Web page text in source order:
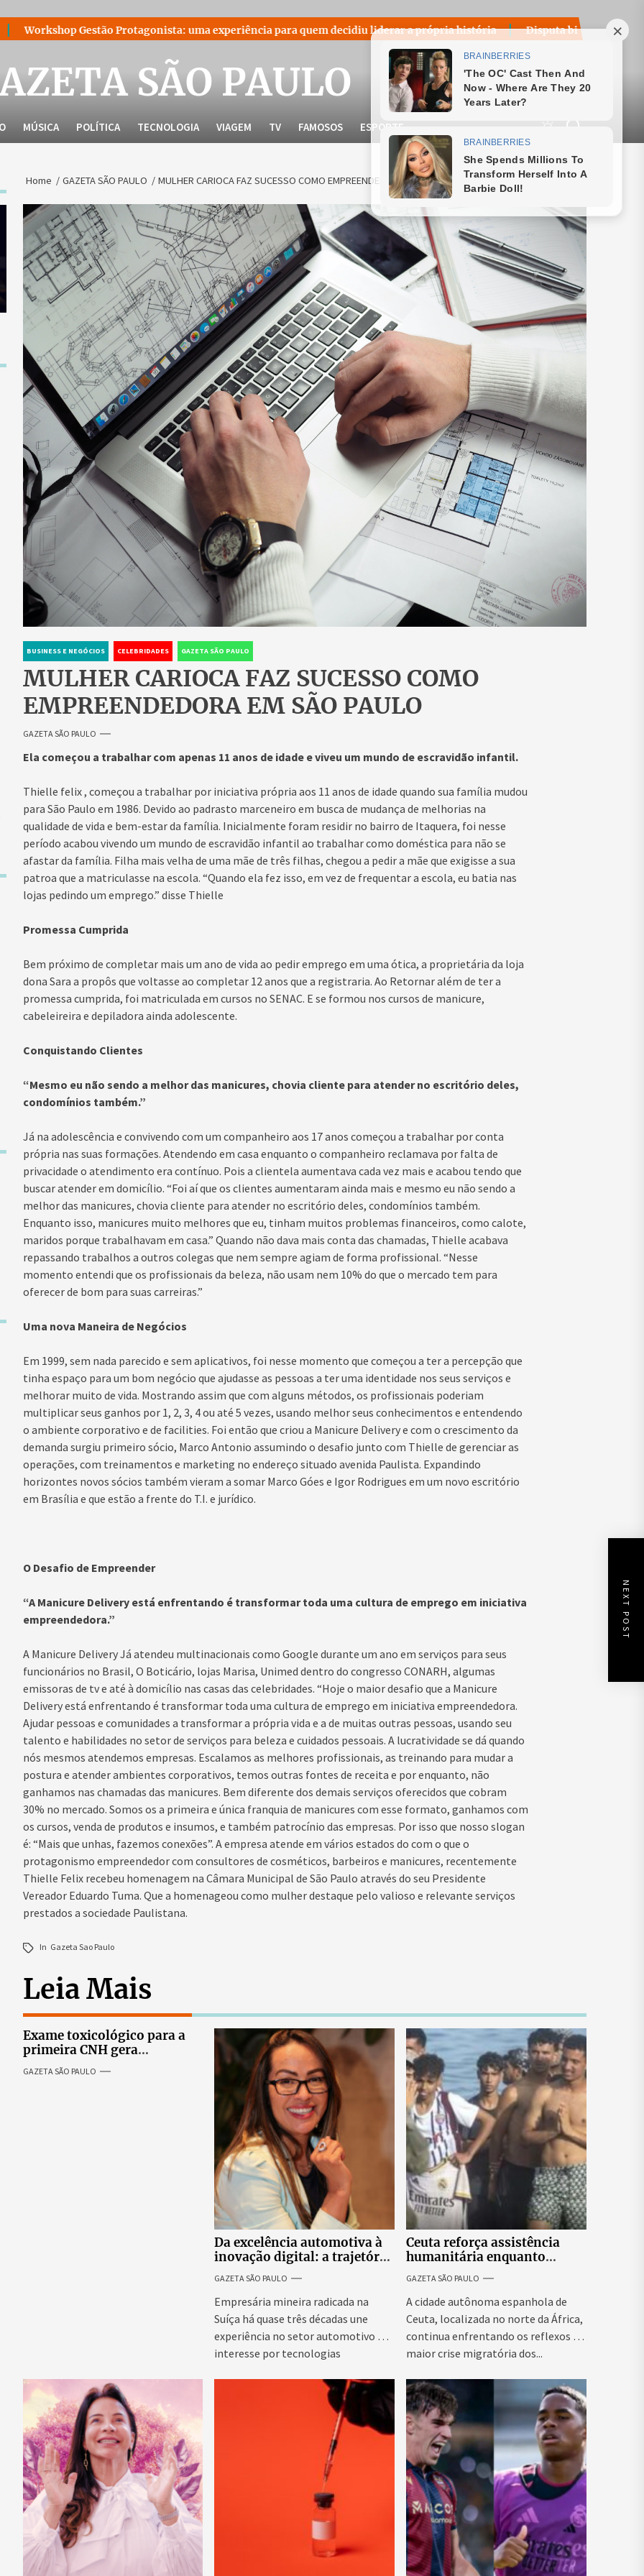
Protagonista: uma experiência para quem decidiu liderar a própria história Disputa bilionária sobre royalties do
SÃO PAULO
MÚSICA POLÍTICA TECNOLOGIA VIAGEM TV FAMOSOS ESPORTE
Home GAZETA SÃO PAULO MULHER CARIOCA FAZ SUCESSO COMO EMPREENDEDORA EM SÃO PAULO
BUSINESS E NEGÓCIOS CELEBRIDADES GAZETA SÃO PAULO
MULHER CARIOCA FAZ SUCESSO COMO
EMPREENDEDORA EM SÃO PAULO
GAZETA SÃO PAULO
Ela começou a trabalhar com apenas 11 anos de idade e viveu um mundo de escravidão infantil.
Thielle felix , começou a trabalhar por iniciativa própria aos 11 anos de idade quando sua família mudou
para São Paulo em 1986. Devido ao padrasto marceneiro em busca de mudança de melhorias na
qualidade de vida e bem-estar da família. Inicialmente foram residir no bairro de Itaquera, foi nesse
período acabou vivendo um mundo de escravidão infantil ao trabalhar como doméstica para não se
afastar da família. Filha mais velha de uma mãe de três filhas, chegou a pedir a mãe que exigisse a sua
patroa que a matriculasse na escola. “Quando ela fez isso, em vez de frequentar a escola, eu batia nas
lojas pedindo um emprego.” disse Thielle
Promessa Cumprida
Bem próximo de completar mais um ano de vida ao pedir emprego em uma ótica, a proprietária da loja
dona Sara a propôs que voltasse ao completar 12 anos que a registraria. Ao Retornar além de ter a
promessa cumprida, foi matriculada em cursos no SENAC. E se formou nos cursos de manicure,
cabeleireira e depiladora ainda adolescente.
Conquistando Clientes
“Mesmo eu não sendo a melhor das manicures, chovia cliente para atender no escritório deles,
condomínios também.”
Já na adolescência e convivendo com um companheiro aos 17 anos começou a trabalhar por conta
própria nas suas formações. Atendendo em casa enquanto o companheiro reclamava por falta de
privacidade o atendimento era contínuo. Pois a clientela aumentava cada vez mais e acabou tendo que
buscar atender em domicílio. “Foi aí que os clientes aumentaram ainda mais e mesmo eu não sendo a
melhor das manicures, chovia cliente para atender no escritório deles, condomínios também.
Enquanto isso, manicures muito melhores que eu, tinham muitos problemas financeiros, como calote,
maridos porque trabalhavam em casa.” Quando não dava mais conta das chamadas, Thielle acabava
repassando trabalhos a outros colegas que nem sempre agiam de forma profissional. “Nesse
momento entendi que os profissionais da beleza, não usam nem 10% do que o mercado tem para
oferecer de bom para suas carreiras.”
Uma nova Maneira de Negócios
Em 1999, sem nada parecido e sem aplicativos, foi nesse momento que começou a ter a percepção que
tinha espaço para um bom negócio que ajudasse as pessoas a ter uma identidade nos seus serviços e
melhorar muito de vida. Mostrando assim que com alguns métodos, os profissionais poderiam
multiplicar seus ganhos por 1, 2, 3, 4 ou até 5 vezes, usando melhor seus conhecimentos e entendendo
o ambiente corporativo e de facilities. Foi então que criou a Manicure Delivery e com o crescimento da
demanda surgiu primeiro sócio, Marco Antonio assumindo o desafio junto com Thielle de gerenciar as
operações, com treinamentos e marketing no endereço situado avenida Paulista. Expandindo
horizontes novos sócios também vieram a somar Marco Góes e Igor Rodrigues em um novo escritório
em Brasília e que estão a frente do T.I. e jurídico.
O Desafio de Empreender
“A Manicure Delivery está enfrentando é transformar toda uma cultura de emprego em iniciativa
empreendedora.”
A Manicure Delivery Já atendeu multinacionais como Google durante um ano em serviços para seus
funcionários no Brasil, O Boticário, lojas Marisa, Unimed dentro do congresso CONARH, algumas
emissoras de tv e até à domicílio nas casas das celebridades. “Hoje o maior desafio que a Manicure
Delivery está enfrentando é transformar toda uma cultura de emprego em iniciativa empreendedora.
Ajudar pessoas e comunidades a transformar a própria vida e a de muitas outras pessoas, usando seu
talento e habilidades no setor de serviços para beleza e cuidados pessoais. A lucratividade se dá quando
nós mesmos atendemos empresas. Escalamos as melhores profissionais, as treinando para mudar a
postura e atender ambientes corporativos, temos outras fontes de receita e por enquanto, não
ganhamos nas chamadas das manicures. Bem diferente dos demais serviços oferecidos que cobram
30% no mercado. Somos os a primeira e única franquia de manicures com esse formato, ganhamos com
os cursos, venda de produtos e insumos, e também patrocínio das empresas. Por isso que nosso slogan
é: “Mais que unhas, fazemos conexões”. A empresa atende em vários estados do com o que o
protagonismo empreendedor com consultores de cosméticos, barbeiros e manicures, recentemente
Thielle Felix recebeu homenagem na Câmara Municipal de São Paulo através do seu Presidente
Vereador Eduardo Tuma. Que a homenageou como mulher destaque pelo valioso e relevante serviços
prestados a sociedade Paulistana.
In Gazeta Sao Paulo
NEXT POST
Leia Mais
Exame toxicológico para a
primeira CNH gera
denúncias de cortes
excessivos de cabelo e
GAZETA SÃO PAULO
Da excelência automotiva à
inovação digital: a trajetória
internacional da empresária
Adriene Silva
GAZETA SÃO PAULO
Empresária mineira radicada na
Suíça há quase três décadas une
experiência no setor automotivo e
interesse por tecnologias
Ceuta reforça assistência
humanitária enquanto
Espanha busca evitar nova
onda migratória
GAZETA SÃO PAULO
A cidade autônoma espanhola de
Ceuta, localizada no norte da África,
continua enfrentando os reflexos da
maior crise migratória dos...